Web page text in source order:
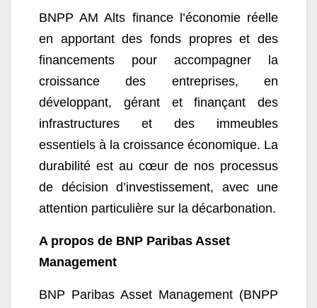
BNPP AM Alts finance l’économie réelle
en apportant des fonds propres et des
financements pour accompagner la
croissance des entreprises, en
développant, gérant et finançant des
infrastructures et des immeubles
essentiels à la croissance économique. La
durabilité est au cœur de nos processus
de décision d’investissement, avec une
attention particulière sur la décarbonation.
A propos de BNP Paribas Asset
Management
BNP Paribas Asset Management (BNPP